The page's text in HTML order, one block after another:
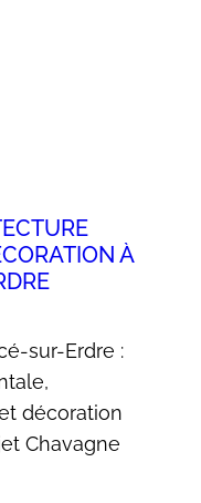
À
sur-Erdre :
décoration
Chavagne